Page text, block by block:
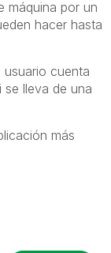
máquina por un
hacer hasta
cuenta
se lleva de una
más